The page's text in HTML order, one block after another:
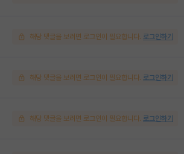
해당 댓글을 보려면 로그인이 필요합니다. 로그인하기
해당 댓글을 보려면 로그인이 필요합니다. 로그인하기
해당 댓글을 보려면 로그인이 필요합니다. 로그인하기